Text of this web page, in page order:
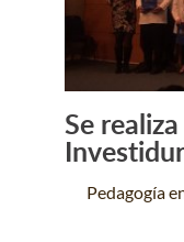
Se
Pedagogía